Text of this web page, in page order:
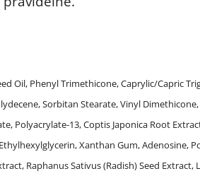
Oil, Phenyl Trimethicone, Caprylic/Capric
Sorbitan Stearate, Vinyl
Polyacrylate-13, Coptis Japonica Root
Xanthan Gum, Adenosine,
Raphanus Sativus (Radish) Seed